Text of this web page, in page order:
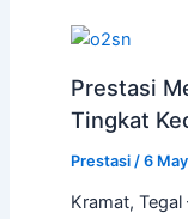
Prestasi
Tingkat
Prestasi/ 6
Kramat,